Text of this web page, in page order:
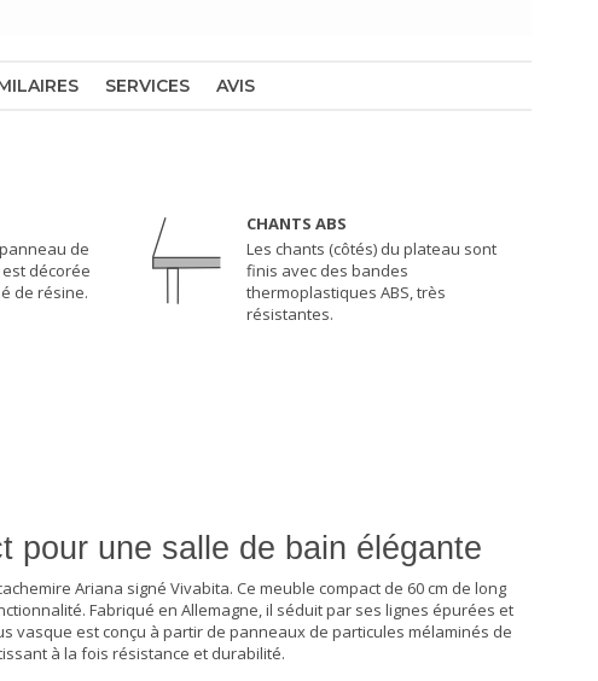
SERVICES AVIS
de
décorée
de résine.
CHANTS ABS
Les chants (côtés) du plateau sont
finis avec des bandes
thermoplastiques ABS, très
résistantes.
pour une salle de bain élégante
Ariana signé Vivabita. Ce meuble compact de 60 cm de long
Fabriqué en Allemagne, il séduit par ses lignes épurées et
vasque est conçu à partir de panneaux de particules mélaminés de
à la fois résistance et durabilité.